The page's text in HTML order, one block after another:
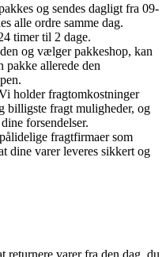
og sendes dagligt fra 09-
alle ordre samme dag.
timer til 2 dage.
og vælger pakkeshop, kan
allerede den
holder fragtomkostninger
billigste fragt muligheder, og
forsendelser.
fragtfirmaer som
dine varer leveres sikkert og
returnere varer fra den dag, du